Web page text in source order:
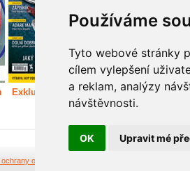
Používáme
Tyto webové stránky
cílem vylepšení
a reklam, analýzy
návštěvnosti.
OK Upravit mé
Exkluzivně světem
Děláme Brno větší
osobních údajů